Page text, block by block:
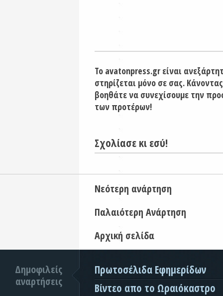
Το avatonpress.gr είναι
στηρίζεται μόνο σε σας.
βοηθάτε να συνεχίσουμε την
των προτέρων!
Σχολίασε κι εσύ!
Νεότερη ανάρτηση
Παλαιότερη Ανάρτηση
Αρχική σελίδα
Δημοφιλείς
αναρτήσεις
Πρωτοσέλιδα Εφημερίδων
Βίντεο απο το Ωραιόκαστρο